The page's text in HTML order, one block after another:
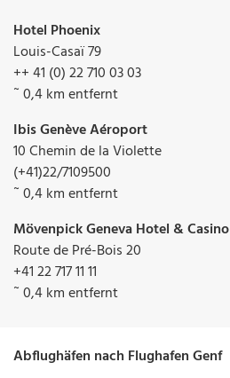
Hotel Phoenix
Louis-Casaï 79
++ 41 (0) 22 710 03 03
˜ 0,4 km entfernt
Ibis Genève Aéroport
10 Chemin de la Violette
(+41)22/7109500
˜ 0,4 km entfernt
Mövenpick Geneva Hotel & Casino
Route de Pré-Bois 20
+41 22 717 11 11
˜ 0,4 km entfernt
Abflughäfen nach Flughafen Genf